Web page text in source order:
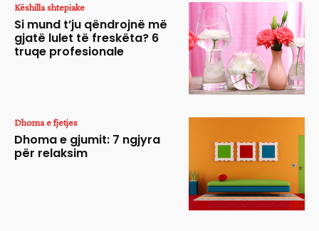
Këshilla shtepiake
Si mund t’ju qëndrojnë më
gjatë lulet të freskëta? 6
truqe profesionale
Dhoma e fjetjes
Dhoma e gjumit: 7 ngjyra
për relaksim